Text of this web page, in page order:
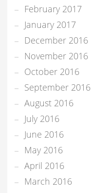
February 2017
January 2017
December 2016
November 2016
October 2016
September 2016
August 2016
July 2016
June 2016
May 2016
April 2016
March 2016